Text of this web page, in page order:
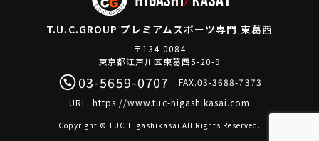
T.U.C.GROUP プレミアムスポーツ専門 東葛西
〒134-0084
東京都江戸川区東葛西5-20-9
03-5659-0707
FAX.03-3688-7373
URL. https://www.tuc-higashikasai.com
Copyright © TUC Higashikasai All Rights Reserved.